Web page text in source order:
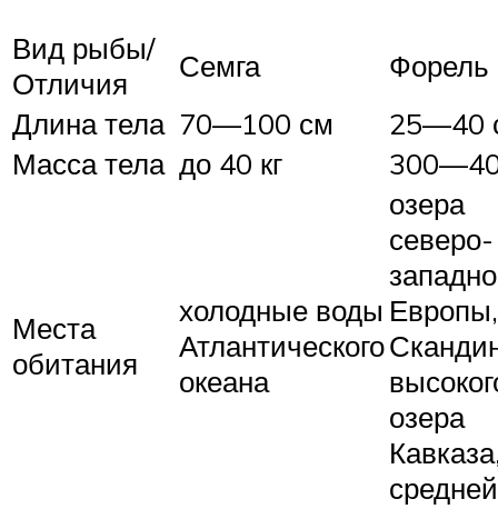
Вид рыбы/
Отличия
Семга
Форель
Длина тела 70—100 см
25—40
Масса тела до 40 кг
Места
обитания
холодные воды
Атлантического
океана
озера
северо-
Европы,
озера